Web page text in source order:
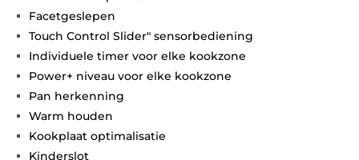
Facetgeslepen
Touch Control Slider" sensorbediening
Individuele timer voor elke kookzone
Power+ niveau voor elke kookzone
Pan herkenning
Warm houden
Kookplaat optimalisatie
Kinderslot